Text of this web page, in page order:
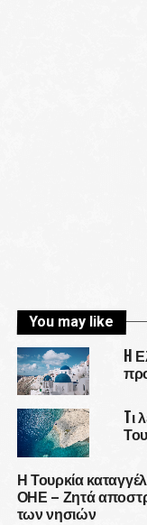
You may like
H
Tι
Η Τουρκία
ΟΗΕ – Ζητά
των νησιών